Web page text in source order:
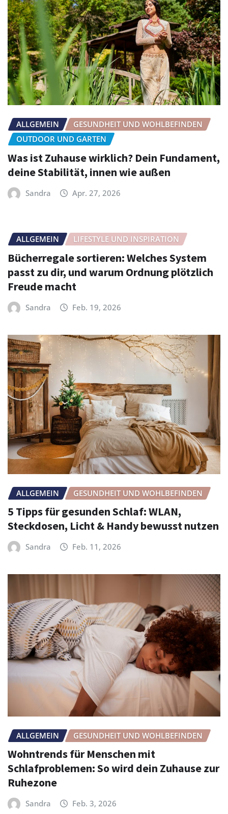
ALLGEMEIN
GESUNDHEIT UND WOHLBEFINDEN
OUTDOOR UND GARTEN
Was ist Zuhause wirklich? Dein Fundament,
deine Stabilität, innen wie außen
Sandra Apr. 27, 2026
ALLGEMEIN LIFESTYLE UND INSPIRATION
Bücherregale sortieren: Welches System
passt zu dir, und warum Ordnung plötzlich
Freude macht
Sandra Feb. 19, 2026
ALLGEMEIN GESUNDHEIT UND WOHLBEFINDEN
5 Tipps für gesunden Schlaf: WLAN,
Steckdosen, Licht & Handy bewusst nutzen
Sandra Feb. 11, 2026
ALLGEMEIN GESUNDHEIT UND WOHLBEFINDEN
Wohntrends für Menschen mit
Schlafproblemen: So wird dein Zuhause zur
Ruhezone
Sandra Feb. 3, 2026